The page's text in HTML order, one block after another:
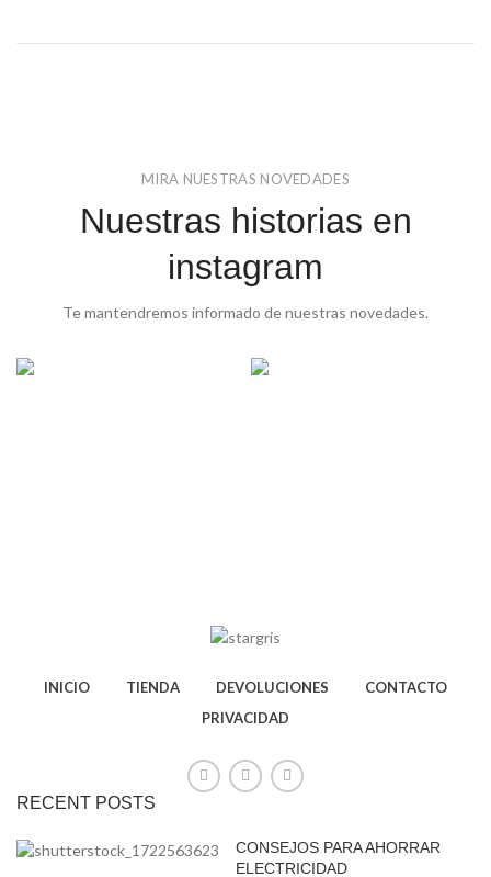
MIRA NUESTRAS NOVEDADES
Nuestras historias en
instagram
Te mantendremos informado de nuestras novedades.
INICIO TIENDA DEVOLUCIONES
CONTACTO
PRIVACIDAD
RECENT POSTS
CONSEJOS PARA AHORRAR
ELECTRICIDAD